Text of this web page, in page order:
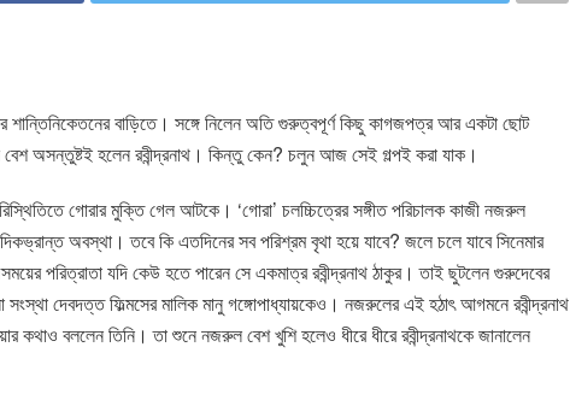
শান্তিনিকেতনের বাড়িতে। সঙ্গে নিলেন অতি গুরুত্বপূর্ণ কিছু কাগজপত্র আর একটা ছোট
অসন্তুষ্টই হলেন রবীন্দ্রনাথ। কিন্তু কেন? চলুন আজ সেই গল্পই করা যাক।
গোরার মুক্তি গেল আটকে। ‘গোরা’ চলচ্চিত্রের সঙ্গীত পরিচালক কাজী নজরুল
অবস্থা।‌ তবে কি এতদিনের সব পরিশ্রম বৃথা হয়ে যাবে? জলে চলে যাবে সিনেমার
পরিত্রাতা যদি কেউ হতে পারেন সে একমাত্র রবীন্দ্রনাথ ঠাকুর। তাই ছুটলেন গুরুদেবের
সংস্থা দেবদত্ত ফিল্মসের মালিক মানু গঙ্গোপাধ্যায়কেও। নজরুলের এই হঠাৎ আগমনে রবীন্দ্রনাথ
কথাও বললেন তিনি। তা শুনে নজরুল বেশ খুশি হলেও ধীরে ধীরে রবীন্দ্রনাথকে জানালেন